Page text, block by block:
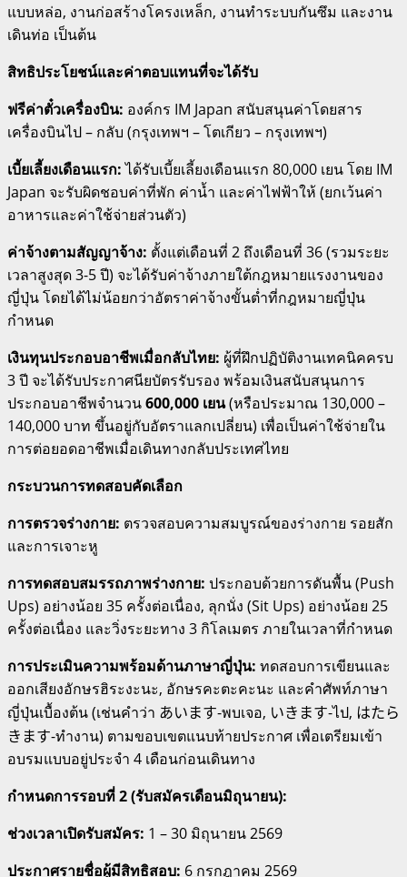
แบบหล่อ, งานก่อสร้างโครงเหล็ก, งานทำระบบกันซึม และงาน
เดินท่อ เป็นต้น
สิทธิประโยชน์และค่าตอบแทนที่จะได้รับ
ฟรีค่าตั๋วเครื่องบิน: องค์กร IM Japan สนับสนุนค่าโดยสาร
เครื่องบินไป – กลับ (กรุงเทพฯ – โตเกียว – กรุงเทพฯ)
เบี้ยเลี้ยงเดือนแรก:ได้รับเบี้ยเลี้ยงเดือนแรก 80,000 เยน โดย IM
Japan จะรับผิดชอบค่าที่พัก ค่าน้ำ และค่าไฟฟ้าให้ (ยกเว้นค่า
อาหารและค่าใช้จ่ายส่วนตัว)
ค่าจ้างตามสัญญาจ้าง: ตั้งแต่เดือนที่ 2 ถึงเดือนที่ 36 (รวมระยะ
เวลาสูงสุด 3-5 ปี) จะได้รับค่าจ้างภายใต้กฎหมายแรงงานของ
ญี่ปุ่น โดยได้ไม่น้อยกว่าอัตราค่าจ้างขั้นต่ำที่กฎหมายญี่ปุ่น
กำหนด
เงินทุนประกอบอาชีพเมื่อกลับไทย: ผู้ที่ฝึกปฏิบัติงานเทคนิคครบ
3 ปี จะได้รับประกาศนียบัตรรับรอง พร้อมเงินสนับสนุนการ
ประกอบอาชีพจำนวน600,000 เยน(หรือประมาณ 130,000 –
140,000 บาท ขึ้นอยู่กับอัตราแลกเปลี่ยน) เพื่อเป็นค่าใช้จ่ายใน
การต่อยอดอาชีพเมื่อเดินทางกลับประเทศไทย
กระบวนการทดสอบคัดเลือก
การตรวจร่างกาย: ตรวจสอบความสมบูรณ์ของร่างกาย รอยสัก
และการเจาะหู
การทดสอบสมรรถภาพร่างกาย: ประกอบด้วยการดันพื้น (Push
Ups) อย่างน้อย 35 ครั้งต่อเนื่อง, ลุกนั่ง (Sit Ups) อย่างน้อย 25
ครั้งต่อเนื่อง และวิ่งระยะทาง 3 กิโลเมตร ภายในเวลาที่กำหนด
การประเมินความพร้อมด้านภาษาญี่ปุ่น: ทดสอบการเขียนและ
ออกเสียงอักษรฮิระงะนะ, อักษรคะตะคะนะ และคำศัพท์ภาษา
ญี่ปุ่นเบื้องต้น (เช่นคำว่า あいます-พบเจอ, いきます-ไป, はたら
きます-ทำงาน) ตามขอบเขตแนบท้ายประกาศ เพื่อเตรียมเข้า
อบรมแบบอยู่ประจำ 4 เดือนก่อนเดินทาง
กำหนดการรอบที่ 2 (รับสมัครเดือนมิถุนายน):
ช่วงเวลาเปิดรับสมัคร: 1 – 30 มิถุนายน 2569
ประกาศรายชื่อผู้มีสิทธิสอบ: 6 กรกฎาคม 2569